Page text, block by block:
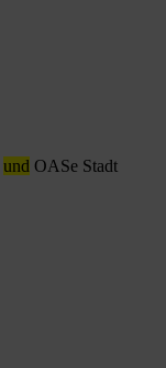
und OASe Stadt